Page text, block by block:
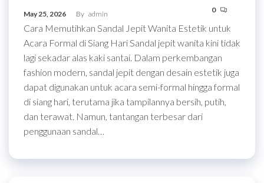
May 25, 2026 By admin 0
Cara Memutihkan Sandal Jepit Wanita Estetik untuk
Acara Formal di Siang Hari Sandal jepit wanita kini tidak
lagi sekadar alas kaki santai. Dalam perkembangan
fashion modern, sandal jepit dengan desain estetik juga
dapat digunakan untuk acara semi-formal hingga formal
di siang hari, terutama jika tampilannya bersih, putih,
dan terawat. Namun, tantangan terbesar dari
penggunaan sandal…